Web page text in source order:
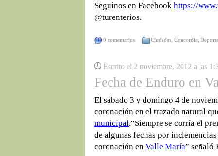
Seguinos en Facebook https://
@turenterios.
0 comentarios Ciudades Concordia
Escrito el 2 noviembre, 2012 a las
Fecha de Enduro en
El sábado 3 y domingo 4 de
coronación en el trazado natural
municipal.“Siempre se corría el
de algunas fechas por
coronación en Valle María” señaló